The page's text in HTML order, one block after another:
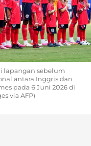
lapangan sebelum
antara Inggris dan
pada 6 Juni 2026 di
via AFP)